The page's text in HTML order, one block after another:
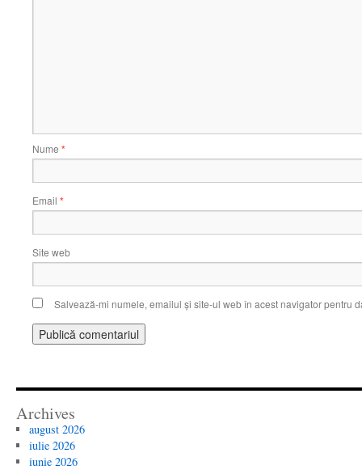
Nume *
Email *
Site web
Salvează-mi numele, emailul și site-ul web în acest navigator pentru
Archives
august 2026
iulie 2026
iunie 2026